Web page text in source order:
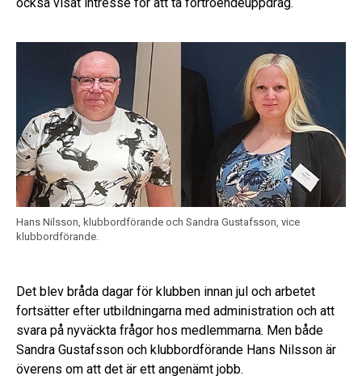
Hans Nilsson, klubbordförande och Sandra Gustafsson, vice
klubbordförande.
Det blev bråda dagar för klubben innan jul och arbetet
fortsätter efter utbildningarna med administration och att
svara på nyväckta frågor hos medlemmarna. Men både
Sandra Gustafsson och klubbordförande Hans Nilsson är
överens om att det är ett angenämt jobb.